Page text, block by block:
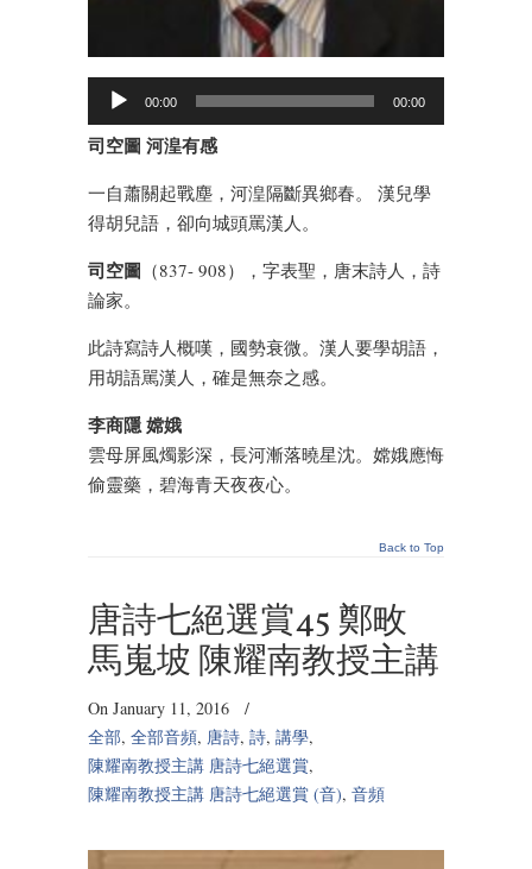
00:00 00:00
司空圖 河湟有感
一自蕭關起戰塵，河湟隔斷異鄉春。 漢兒學
得胡兒語，卻向城頭罵漢人。
司空圖 （837- 908），字表聖，唐末詩人，詩
論家。
此詩寫詩人概嘆，國勢衰微。漢人要學胡語，
用胡語駡漢人，確是無奈之感。
李商隱 嫦娥
雲母屏風燭影深，長河漸落曉星沈。嫦娥應悔
偷靈藥，碧海青天夜夜心。
Back to Top
唐詩七絕選賞45 鄭畋
馬嵬坡 陳耀南教授主講
On January 11, 2016
/
全部, 全部音頻, 唐詩, 詩, 講學,
陳耀南教授主講 唐詩七絕選賞,
陳耀南教授主講 唐詩七絕選賞 (音), 音頻
Audio